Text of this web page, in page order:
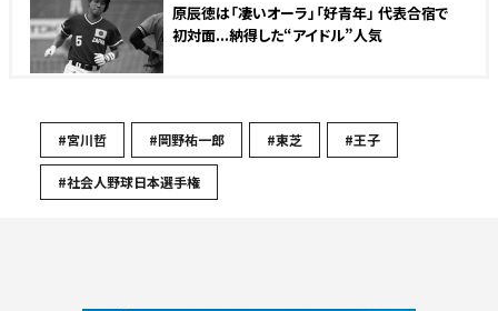
原辰徳は「凄いオーラ」「好青年」 代表合宿で
初対面...納得した“アイドル”人気
#宮川哲 #岡野祐一郎 #東芝 #王子
#社会人野球日本選手権